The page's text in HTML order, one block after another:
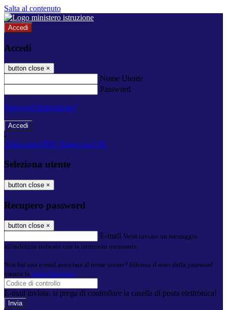
Salta al contenuto
Accedi
Accedi
button close ×
Nome Utente
Password
Password dimenticata?
-
Entra con SPID Entra con CIE
Seleziona utente
button close ×
Recupero password
button close ×
E-mail Verrà inviato un messaggio
all'indirizzo indicato con le istruzioni necessarie.
Non hai una e-mail associata al nome utente? Effettua il reset della password
tramite la Login Spaggiari
E-mail inviata, si prega di controllare la casella di posta elettronica!